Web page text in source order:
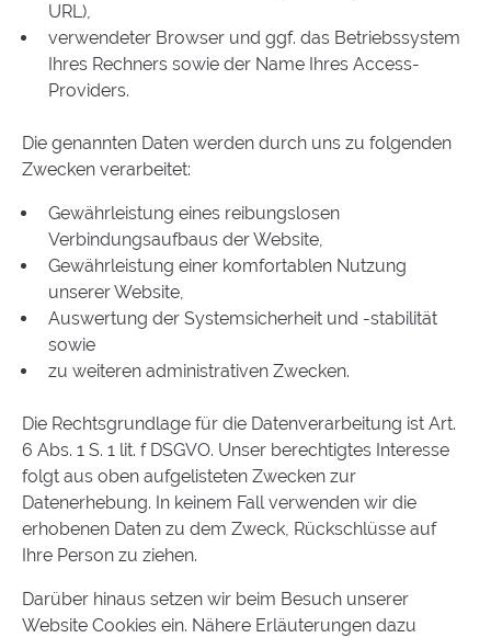
URL),
verwendeter Browser und ggf. das Betriebssystem
Ihres Rechners sowie der Name Ihres Access-
Providers.
Die genannten Daten werden durch uns zu folgenden
Zwecken verarbeitet:
Gewährleistung eines reibungslosen
Verbindungsaufbaus der Website,
Gewährleistung einer komfortablen Nutzung
unserer Website,
Auswertung der Systemsicherheit und -stabilität
sowie
zu weiteren administrativen Zwecken.
Die Rechtsgrundlage für die Datenverarbeitung ist Art.
6 Abs. 1 S. 1 lit. f DSGVO. Unser berechtigtes Interesse
folgt aus oben aufgelisteten Zwecken zur
Datenerhebung. In keinem Fall verwenden wir die
erhobenen Daten zu dem Zweck, Rückschlüsse auf
Ihre Person zu ziehen.
Darüber hinaus setzen wir beim Besuch unserer
Website Cookies ein. Nähere Erläuterungen dazu